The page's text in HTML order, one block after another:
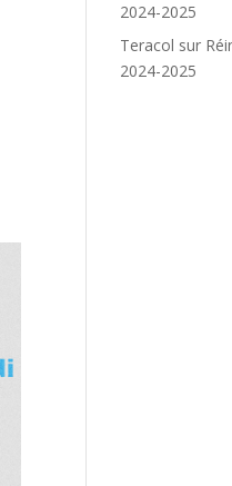
2024-2025
Teracol sur
2024-2025